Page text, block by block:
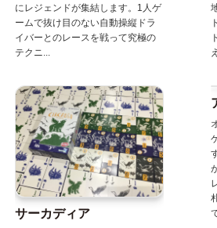
にレジェンドが集結します。1人ゲ
ームで抜け目のない自動操縦ドラ
イバーとのレースを戦って究極の
テクニ...
サーカディア